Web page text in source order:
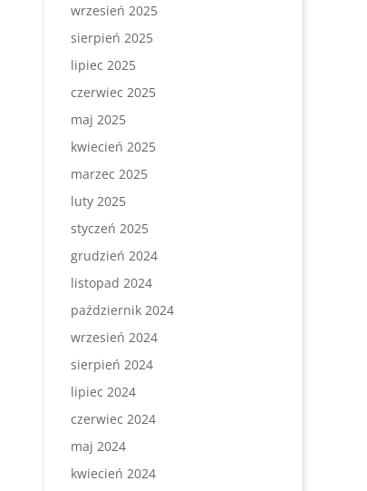
wrzesień 2025
sierpień 2025
lipiec 2025
czerwiec 2025
maj 2025
kwiecień 2025
marzec 2025
luty 2025
styczeń 2025
grudzień 2024
listopad 2024
październik 2024
wrzesień 2024
sierpień 2024
lipiec 2024
czerwiec 2024
maj 2024
kwiecień 2024